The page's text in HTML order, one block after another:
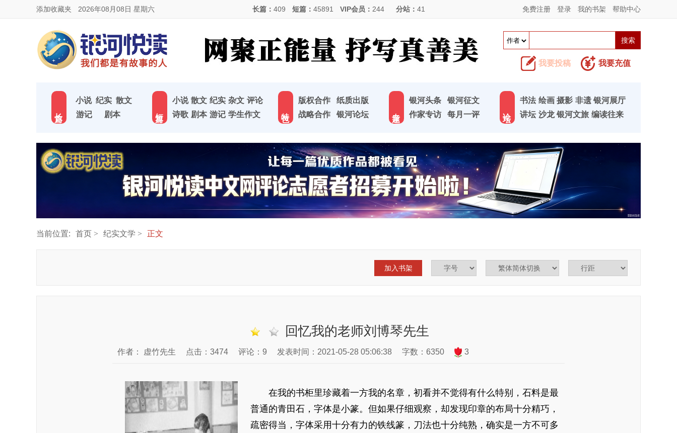
添加收藏夹 2026年08月08日 星期六 长篇： 409 短篇： 45891 VIP会员： 244 分站： 41 免费注册 登录 我的书架 帮助中心
我要投稿 我要充值
小说 纪实 散文
游记
剧本
小说 散文 纪实 杂文 评论
诗歌 剧本 游记 学生作文
版权合作
纸质出版
战略合作
银河论坛
银河头条
银河征文
作家专访
每月一评
书法 绘画 摄影 非遗 银河展厅
讲坛 沙龙 银河文旅 编读往来
当前位置: 首页 纪实文学 正文
加入书架
回忆我的老师刘博琴先生
作者： 虚竹先生 点击：3474 评论：9 发表时间：2021-05-28 05:06:38 字数：6350 3
在我的书柜里珍藏着一方我的名章，初看并不觉得有什么特别，石料是最
普通的青田石，字体是小篆。但如果仔细观察，却发现印章的布局十分精巧，
疏密得当，字体采用十分有力的铁线篆，刀法也十分纯熟，确实是一方不可多